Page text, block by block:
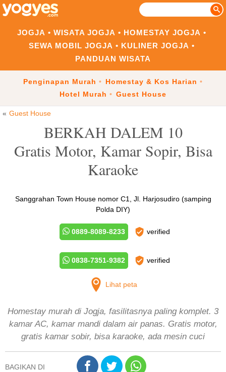
JOGJA WISATA JOGJA
HOMESTAY JOGJA
SEWA MOBIL JOGJA
KULINER JOGJA
PANDUAN WISATA
Penginapan Murah
Homestay & Kos Harian
Hotel Murah
Guest House
Guest House
BERKAH DALEM 10
Gratis Motor, Kamar Sopir, Bisa
Karaoke
Sanggrahan Town House nomor C1, Jl. Harjosudiro (samping
Polda DIY)
0889-8089-8233 verified
0838-7351-9382 verified
Lihat peta
Homestay murah di Jogja, fasilitasnya paling komplet. 3
kamar AC, kamar mandi dalam air panas. Gratis motor,
gratis kamar sobir, bisa karaoke, ada mesin cuci
BAGIKAN DI